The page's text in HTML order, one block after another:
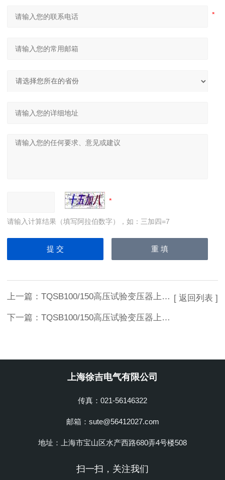
请输入计算结果（填写阿拉伯数字），如：三加四=7
上一篇： TQSB100/150高压试验变压器上海徐吉制造
下一篇： TQSB100/150高压试验变压器上海徐吉电气
[ 返回列表 ]
上海徐吉电气有限公司
传真：021-56146322
邮箱：sute@56412027.com
地址：上海市宝山区水产西路680弄4号楼508
扫一扫，关注我们